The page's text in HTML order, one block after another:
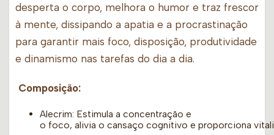
desperta o corpo, melhora o humor e traz frescor
à mente, dissipando a apatia e a procrastinação
para garantir mais foco, disposição, produtividade
e dinamismo nas tarefas do dia a dia.
Composição:
Alecrim: Estimula a concentração e
o foco, alivia o cansaço cognitivo e proporciona